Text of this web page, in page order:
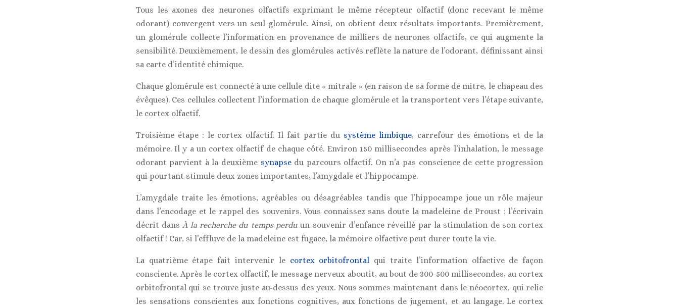
Tous les axones des neurones olfactifs exprimant le même récepteur olfactif (donc recevant le même
odorant) convergent vers un seul glomérule. Ainsi, on obtient deux résultats importants. Premièrement,
un glomérule collecte l’information en provenance de milliers de neurones olfactifs, ce qui augmente la
sensibilité. Deuxièmement, le dessin des glomérules activés reflète la nature de l’odorant, définissant ainsi
sa carte d’identité chimique.
Chaque glomérule est connecté à une cellule dite « mitrale » (en raison de sa forme de mitre, le chapeau des
évêques). Ces cellules collectent l’information de chaque glomérule et la transportent vers l’étape suivante,
le cortex olfactif.
Troisième étape : le cortex olfactif. Il fait partie du système limbique, carrefour des émotions et de la
mémoire. Il y a un cortex olfactif de chaque côté. Environ 150 millisecondes après l’inhalation, le message
odorant parvient à la deuxième synapsedu parcours olfactif. On n’a pas conscience de cette progression
qui pourtant stimule deux zones importantes, l’amygdale et l’hippocampe.
L’amygdale traite les émotions, agréables ou désagréables tandis que l’hippocampe joue un rôle majeur
dans l’encodage et le rappel des souvenirs. Vous connaissez sans doute la madeleine de Proust : l’écrivain
décrit dansÀ la recherche du temps perdu un souvenir d’enfance réveillé par la stimulation de son cortex
olfactif ! Car, si l’effluve de la madeleine est fugace, la mémoire olfactive peut durer toute la vie.
La quatrième étape fait intervenir le cortex orbitofrontal qui traite l’information olfactive de façon
consciente. Après le cortex olfactif, le message nerveux aboutit, au bout de 300-500 millisecondes, au cortex
orbitofrontal qui se trouve juste au-dessus des yeux. Nous sommes maintenant dans le néocortex, qui relie
les sensations conscientes aux fonctions cognitives, aux fonctions de jugement, et au langage. Le cortex